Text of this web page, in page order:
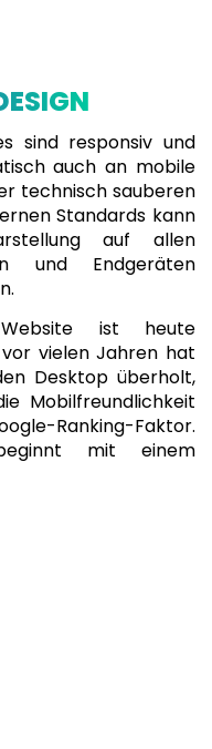
sind responsiv und
auch an mobile
technisch sauberen
Standards kann
auf allen
und Endgeräten
ist heute
vielen Jahren hat
Desktop überholt,
Mobilfreundlichkeit
Ranking-Faktor.
mit einem